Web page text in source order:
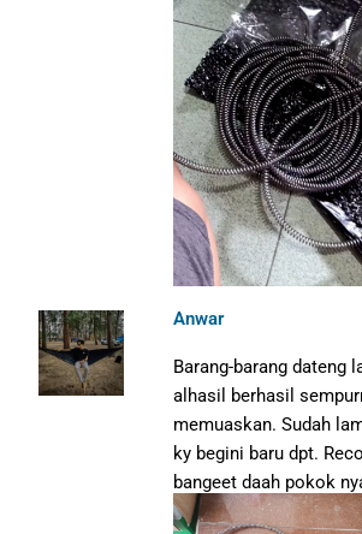
Anwar
Barang-barang dateng
alhasil berhasil
memuaskan. Sudah
ky begini baru dpt.
bangeet daah pokok